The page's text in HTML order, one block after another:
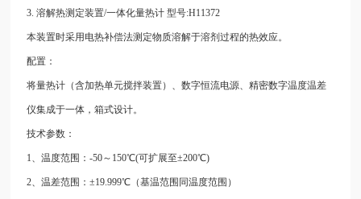
3.溶解热测定装置/一体化量热计 型号:H11372
本装置时采用电热补偿法测定物质溶解于溶剂过程的热效应。
配置：
将量热计（含加热单元搅拌装置）、数字恒流电源、精密数字温度温差
仪集成于一体，箱式设计。
技术参数：
1、温度范围：-50～150℃(可扩展至±200℃)
2、温差范围：±19.999℃（基温范围同温度范围）